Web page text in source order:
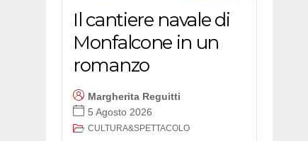
Il cantiere navale di
Monfalcone in un
romanzo
Margherita Reguitti
5 Agosto 2026
CULTURA&SPETTACOLO